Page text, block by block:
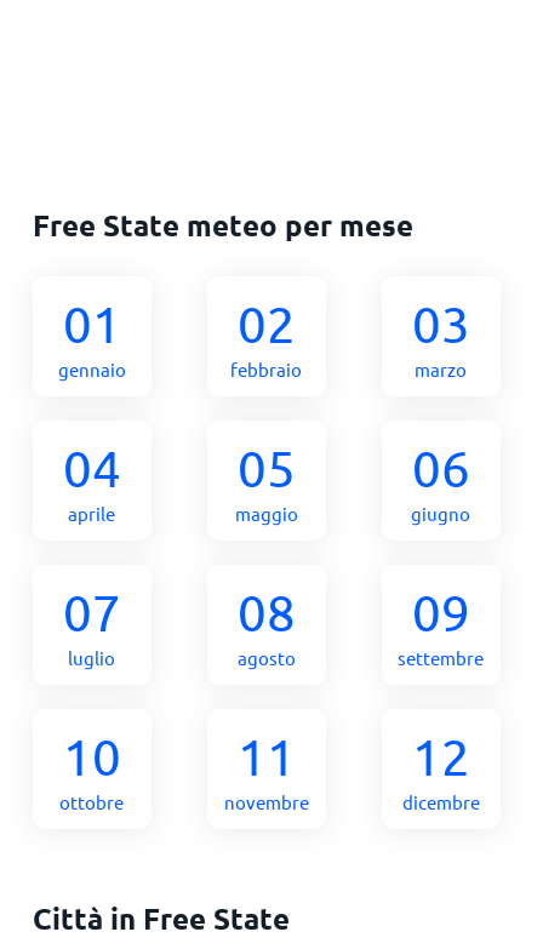
Free State meteo per mese
01
gennaio
02
febbraio
03
marzo
04
aprile
05
maggio
06
giugno
07
luglio
08
agosto
09
settembre
10
ottobre
11
novembre
12
dicembre
Città in Free State